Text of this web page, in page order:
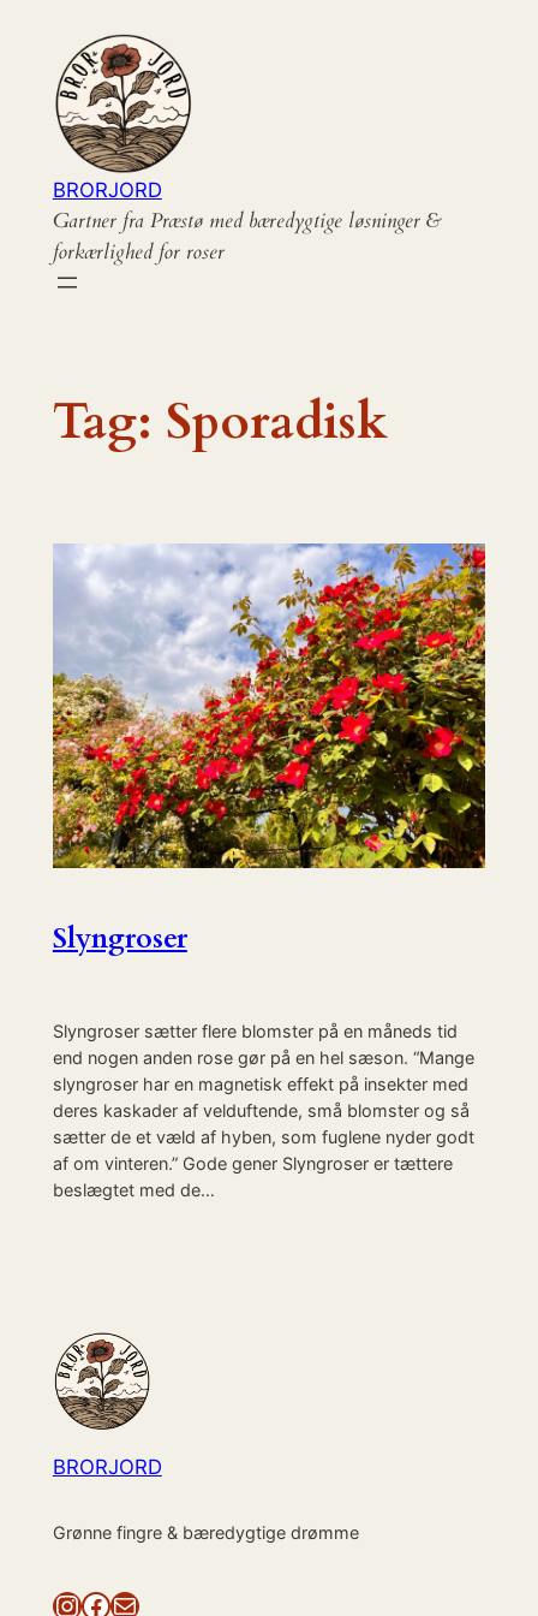
indhold
BRORJORD
Gartner fra Præstø med bæredygtige løsninger &
forkærlighed for roser
Tag: Sporadisk
Slyngroser
Slyngroser sætter flere blomster på en måneds tid
end nogen anden rose gør på en hel sæson. “Mange
slyngroser har en magnetisk effekt på insekter med
deres kaskader af velduftende, små blomster og så
sætter de et væld af hyben, som fuglene nyder godt
af om vinteren.” Gode gener Slyngroser er tættere
beslægtet med de…
BRORJORD
Grønne fingre & bæredygtige drømme
InstagramFacebook Mail